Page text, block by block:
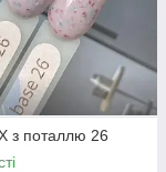
з поталлю 26